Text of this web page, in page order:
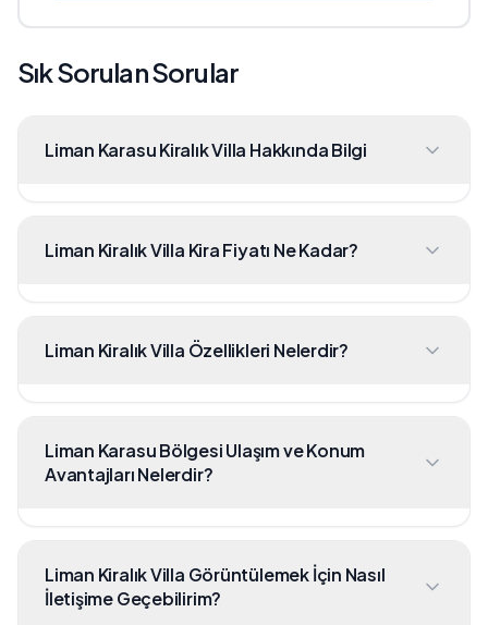
Sık Sorulan Sorular
Liman Karasu Kiralık Villa Hakkında Bilgi
Liman Kiralık Villa Kira Fiyatı Ne Kadar?
Liman Kiralık Villa Özellikleri Nelerdir?
Liman Karasu Bölgesi Ulaşım ve Konum
Avantajları Nelerdir?
Liman Kiralık Villa Görüntülemek İçin Nasıl
İletişime Geçebilirim?